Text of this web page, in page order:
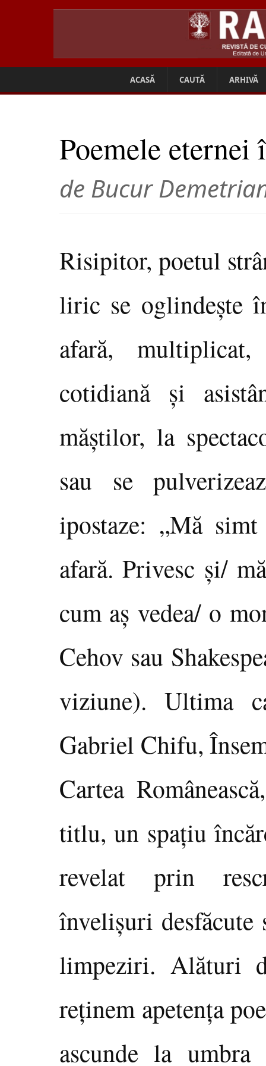
ACASĂ CAUTĂ ARHIVĂ
Poemele eternei
de Bucur
Risipitor, poetul
liric se oglindeşte
afară, multiplicat,
cotidiană şi
măştilor, la
sau se
ipostaze: „Mă
afară. Privesc şi/
cum aş vedea/ o
Cehov sau
viziune). Ultima
Gabriel Chifu,
Cartea
titlu, un spaţiu
revelat prin
învelişuri desfăcute
limpeziri. Alături
reţinem apetenţa
ascunde la